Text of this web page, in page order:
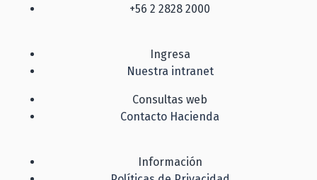
+56 2 2828 2000
Ingresa
Nuestra intranet
Consultas web
Contacto Hacienda
Información